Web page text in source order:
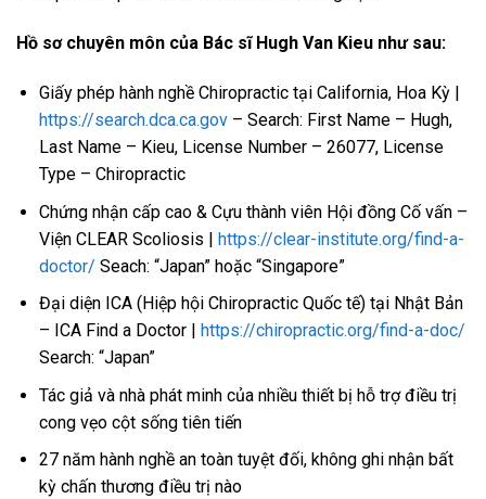
Hồ sơ chuyên môn của Bác sĩ Hugh Van Kieu như sau:
Giấy phép hành nghề Chiropractic tại California, Hoa Kỳ |
https://search.dca.ca.gov– Search: First Name – Hugh,
Last Name – Kieu, License Number – 26077, License
Type – Chiropractic
Chứng nhận cấp cao & Cựu thành viên Hội đồng Cố vấn –
Viện CLEAR Scoliosis | https://clear-institute.org/find-a-
doctor/ Seach: “Japan” hoặc “Singapore”
Đại diện ICA (Hiệp hội Chiropractic Quốc tế) tại Nhật Bản
– ICA Find a Doctor |
https://chiropractic.org/find-a-doc/
Search: “Japan”
Tác giả và nhà phát minh của nhiều thiết bị hỗ trợ điều trị
cong vẹo cột sống tiên tiến
27 năm hành nghề an toàn tuyệt đối, không ghi nhận bất
kỳ chấn thương điều trị nào